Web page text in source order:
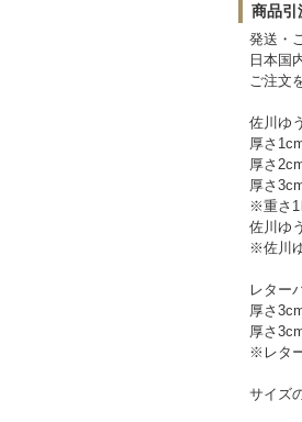
商品引
発送・
日本国
ご注文
佐川ゆ
厚さ
厚さ
厚さ
※重さ1
佐川ゆ
※佐川
レター
厚さ
厚さ
※レタ
サイズ